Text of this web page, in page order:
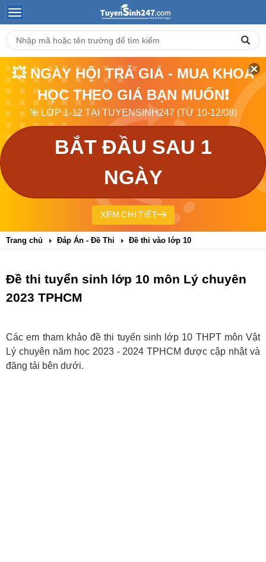
💥 NGÀY HỘI TRẢ GIÁ - MUA KHOÁ
HỌC THEO GIÁ BẠN MUỐN❗
🎯 LỚP 1-12 TẠI TUYENSINH247 (TỪ 10-12/08)
BẮT ĐẦU SAU 1
NGÀY
XEM CHI TIẾT
Trang chủ Đáp Án - Đề Thi Đề thi vào lớp 10
Đề thi tuyển sinh lớp 10 môn Lý chuyên
2023 TPHCM
Các em tham khảo đề thi tuyển sinh lớp 10 THPT môn Vật
Lý chuyên năm học 2023 - 2024 TPHCM được cập nhật và
đăng tải bên dưới.